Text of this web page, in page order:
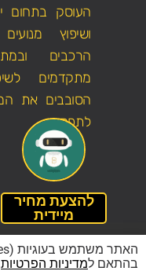
העוסק בתחום
ושיפוץ
הרכבים
מתקדמים
הסובבים את
לתפקודו.
להצעת מחיר
מיידית
בהתאם למדיניות הפרטיות